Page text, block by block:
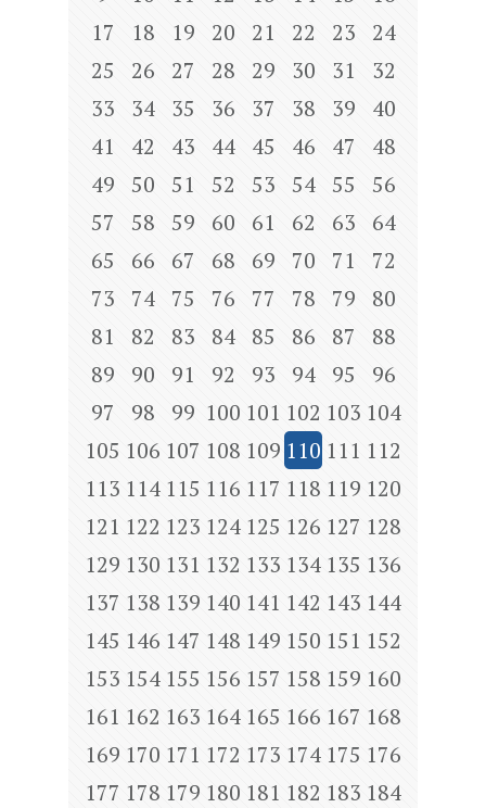
17
18 19 20 21 22 23
24
25
26 27 28 29 30 31
32
33
34 35 36 37 38 39
40
41
42 43 44 45 46 47
48
49
50 51 52 53 54 55
56
57
58 59 60 61 62 63
64
65
66 67 68 69 70 71
72
73
74 75 76 77 78 79
80
81
82 83 84 85 86 87
88
89
90 91 92 93 94 95
96
97
98 99 100 101 102 103 104
105 106 107 108 109 110 111 112
113 114 115 116 117 118 119 120
121 122 123 124 125 126 127 128
129 130 131 132 133 134 135 136
137 138 139 140 141 142 143 144
145 146 147 148 149 150 151 152
153 154 155 156 157 158 159 160
161 162 163 164 165 166 167 168
169 170 171 172 173 174 175 176
177 178 179 180 181 182 183 184